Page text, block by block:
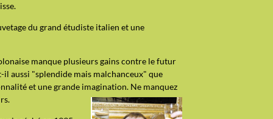
du grand étudiste italien et une
manque plusieurs gains contre le futur
aussi "splendide mais malchanceux" que
et une grande imagination. Ne manquez